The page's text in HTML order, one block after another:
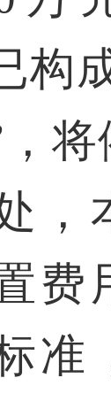
构
将
，
费
准